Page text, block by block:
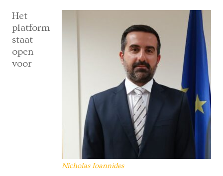
Nicholas Ioannides
Het
platform
staat
open
voor